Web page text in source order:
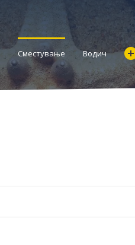
Сместување Водич